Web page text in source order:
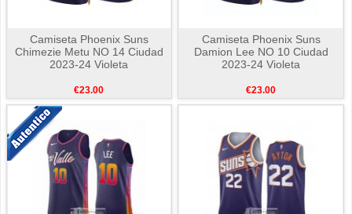
Camiseta Phoenix Suns
Chimezie Metu NO 14 Ciudad
2023-24 Violeta
€23.00
Camiseta Phoenix Suns
Damion Lee NO 10 Ciudad
2023-24 Violeta
€23.00